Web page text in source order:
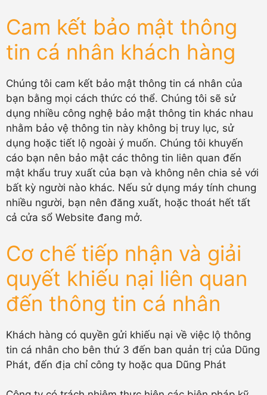
Cam kết bảo mật thông
tin cá nhân khách hàng
Chúng tôi cam kết bảo mật thông tin cá nhân của
bạn bằng mọi cách thức có thể. Chúng tôi sẽ sử
dụng nhiều công nghệ bảo mật thông tin khác nhau
nhằm bảo vệ thông tin này không bị truy lục, sử
dụng hoặc tiết lộ ngoài ý muốn. Chúng tôi khuyến
cáo bạn nên bảo mật các thông tin liên quan đến
mật khẩu truy xuất của bạn và không nên chia sẻ với
bất kỳ người nào khác. Nếu sử dụng máy tính chung
nhiều người, bạn nên đăng xuất, hoặc thoát hết tất
cả cửa sổ Website đang mở.
Cơ chế tiếp nhận và giải
quyết khiếu nại liên quan
đến thông tin cá nhân
Khách hàng có quyền gửi khiếu nại về việc lộ thông
tin cá nhân cho bên thứ 3 đến ban quản trị của Dũng
Phát, đến địa chỉ công ty hoặc qua Dũng Phát